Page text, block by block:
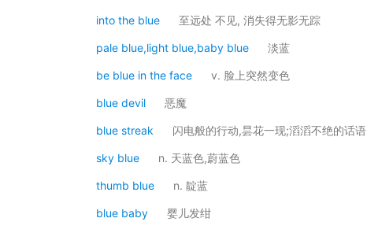
into the blue 至远处 不见, 消失得无影无踪
pale blue,light blue,baby blue 淡蓝
be blue in the face v. 脸上突然变色
blue devil 恶魔
blue streak 闪电般的行动,昙花一现;滔滔不绝的话语
sky blue n. 天蓝色,蔚蓝色
thumb blue n. 靛蓝
blue baby 婴儿发绀